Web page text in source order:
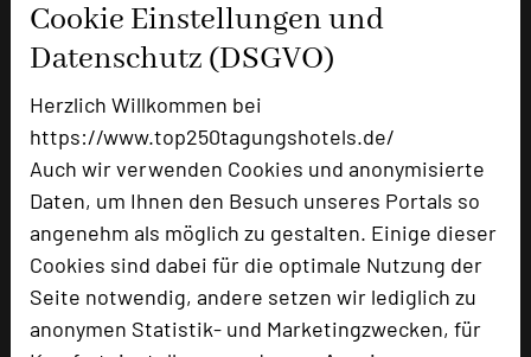
Cookie Einstellungen und
Datenschutz (DSGVO)
Herzlich Willkommen bei
https://www.top250tagungshotels.de/
Auch wir verwenden Cookies und anonymisierte
Daten, um Ihnen den Besuch unseres Portals so
angenehm als möglich zu gestalten. Einige dieser
Cookies sind dabei für die optimale Nutzung der
Seite notwendig, andere setzen wir lediglich zu
anonymen Statistik- und Marketingzwecken, für
Doppelzimmer
Einzelzimmer
Besonders geeignet für
Seminar, Konferenz, Klausur, Kreativprozesse